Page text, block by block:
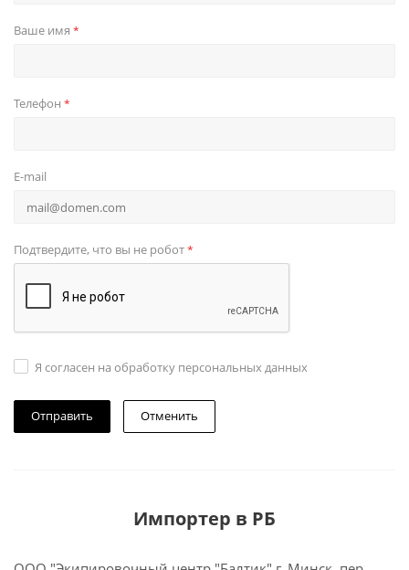
Ваше имя *
Телефон *
E-mail
Подтвердите, что вы не робот*
Я согласен на обработку персональных данных
Отменить
Импортер в РБ